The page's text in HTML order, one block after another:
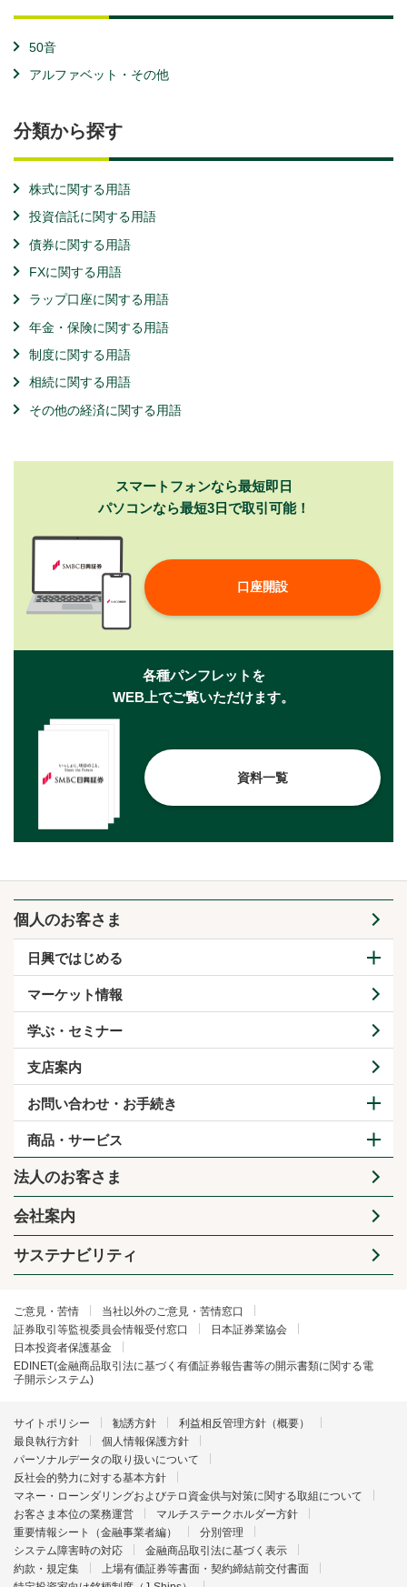
50音
アルファベット・その他
分類から探す
株式に関する用語
投資信託に関する用語
債券に関する用語
FXに関する用語
ラップ口座に関する用語
年金・保険に関する用語
制度に関する用語
相続に関する用語
その他の経済に関する用語
スマートフォンなら最短即日
パソコンなら最短3日で取引可能！
口座開設
各種パンフレットを
WEB上でご覧いただけます。
資料一覧
個人のお客さま
日興ではじめる
マーケット情報
学ぶ・セミナー
支店案内
お問い合わせ・お手続き
商品・サービス
法人のお客さま
会社案内
サステナビリティ
ご意見・苦情
当社以外のご意見・苦情窓口
証券取引等監視委員会情報受付窓口
日本証券業協会
日本投資者保護基金
EDINET(金融商品取引法に基づく有価証券報告書等の開示書類に関する電
子開示システム)
サイトポリシー 勧誘方針
利益相反管理方針（概要）
最良執行方針
個人情報保護方針
パーソナルデータの取り扱いについて
反社会的勢力に対する基本方針
マネー・ローンダリングおよびテロ資金供与対策に関する取組について
お客さま本位の業務運営
マルチステークホルダー方針
重要情報シート（金融事業者編）
分別管理
システム障害時の対応
金融商品取引法に基づく表示
約款・規定集
上場有価証券等書面・契約締結前交付書面